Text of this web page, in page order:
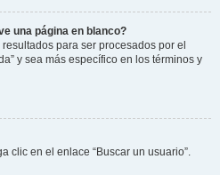
una página en blanco?
para ser procesados por el
y sea más específico en los términos y
clic en el enlace “Buscar un usuario”.